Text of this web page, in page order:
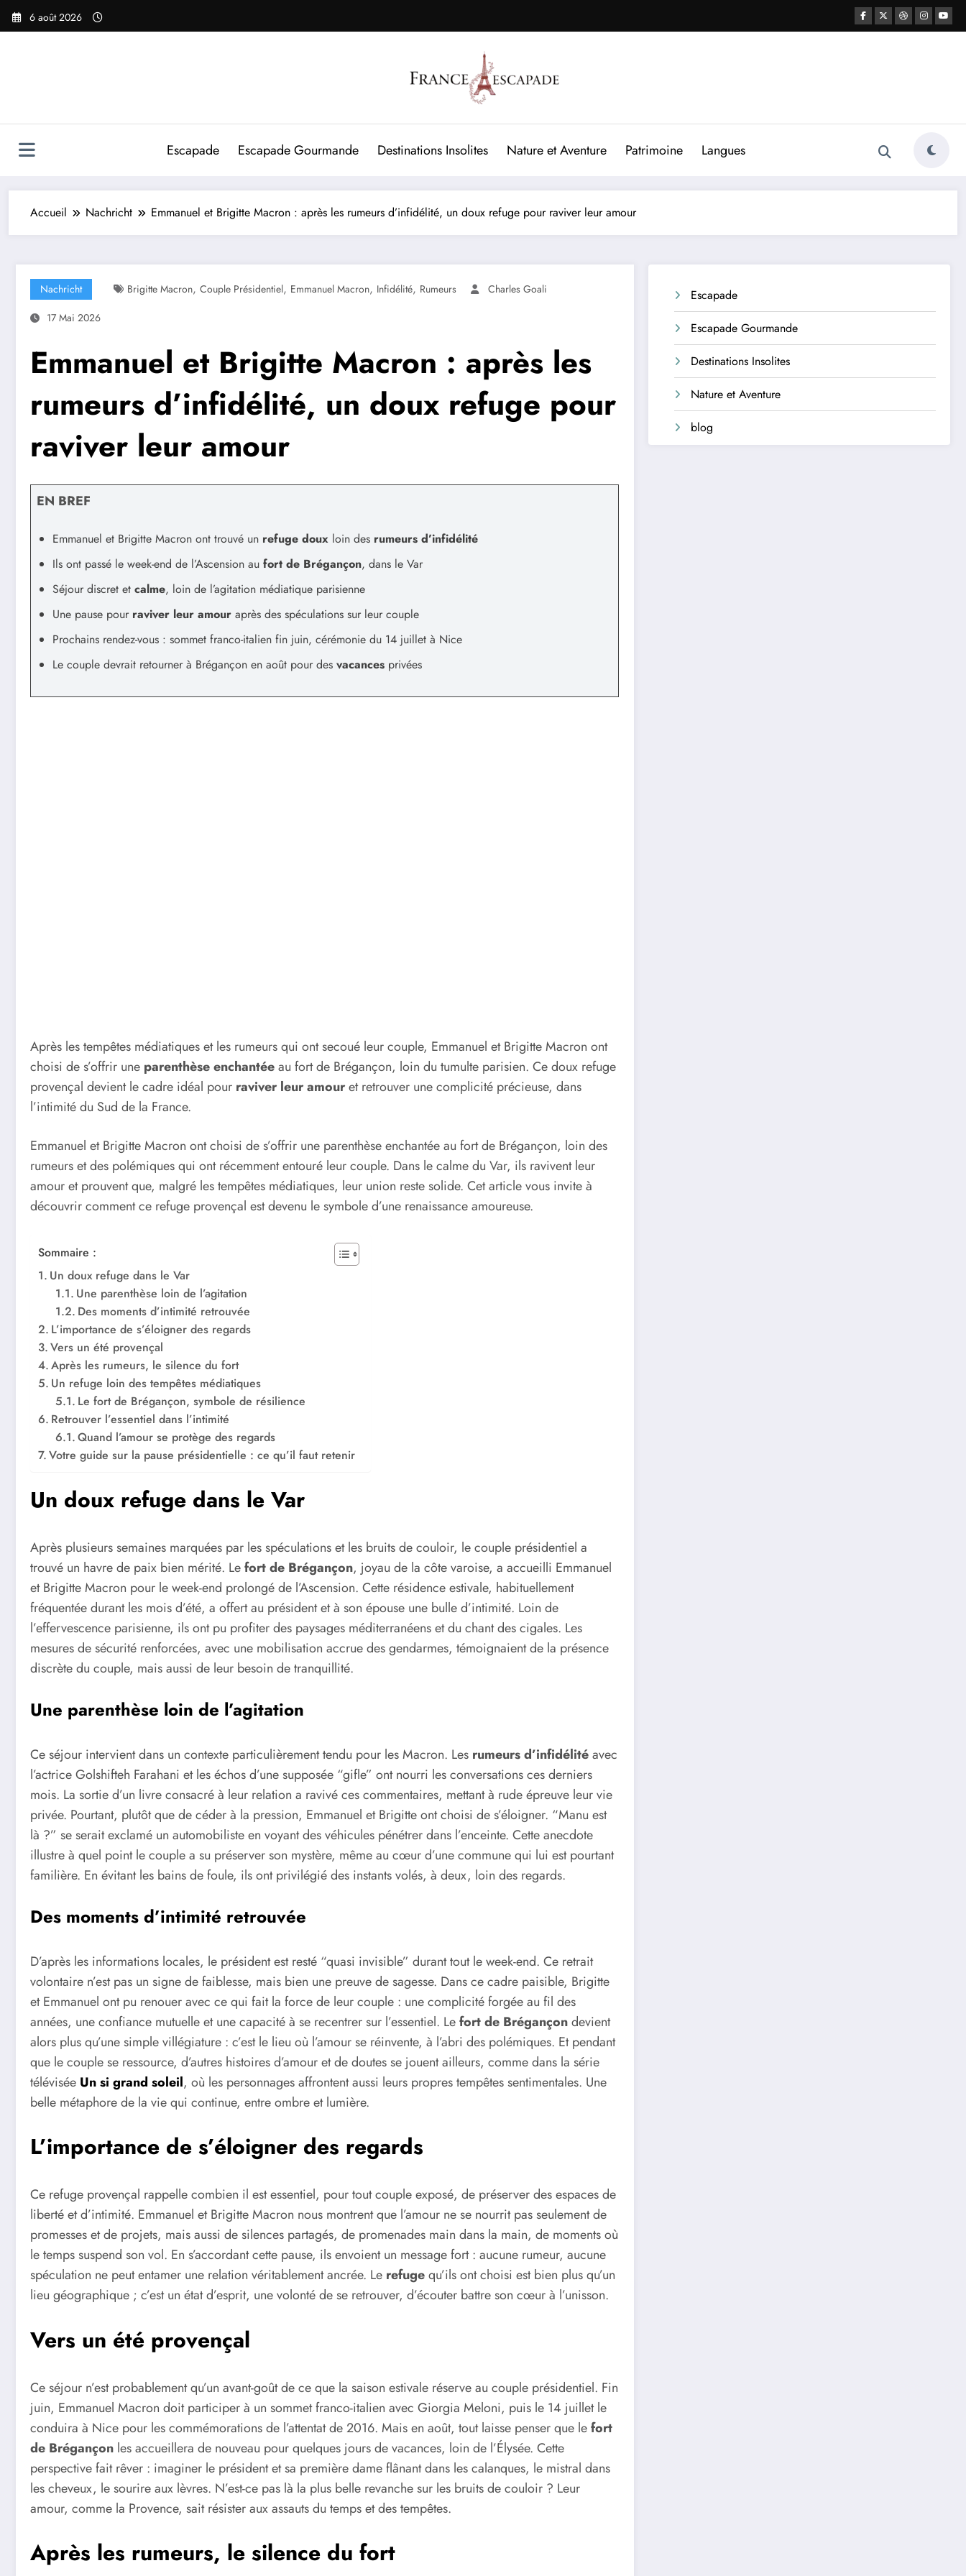
Aller
6 août 2026
Escapade Escapade Gourmande Destinations Insolites Nature et Aventure Patrimoine Langues
Accueil Nachricht Emmanuel et Brigitte Macron : après les rumeurs d’infidélité, un doux refuge pour raviver leur amour
Nachricht Brigitte Macron, Couple Présidentiel, Emmanuel Macron, Infidélité, Rumeurs
Charles Goali
17 Mai 2026
Emmanuel et Brigitte Macron : après les
rumeurs d’infidélité, un doux refuge pour
raviver leur amour
EN BREF
Emmanuel et Brigitte Macron ont trouvé un refuge doux loin des rumeurs d’infidélité
Ils ont passé le week-end de l’Ascension au fort de Brégançon, dans le Var
Séjour discret et calme, loin de l’agitation médiatique parisienne
Une pause pour raviver leur amour après des spéculations sur leur couple
Prochains rendez-vous : sommet franco-italien fin juin, cérémonie du 14 juillet à Nice
Le couple devrait retourner à Brégançon en août pour des vacances privées
Après les tempêtes médiatiques et les rumeurs qui ont secoué leur couple, Emmanuel et Brigitte Macron ont
choisi de s’offrir une parenthèse enchantéeau fort de Brégançon, loin du tumulte parisien. Ce doux refuge
provençal devient le cadre idéal pour raviver leur amouret retrouver une complicité précieuse, dans
l’intimité du Sud de la France.
Emmanuel et Brigitte Macron ont choisi de s’offrir une parenthèse enchantée au fort de Brégançon, loin des
rumeurs et des polémiques qui ont récemment entouré leur couple. Dans le calme du Var, ils ravivent leur
amour et prouvent que, malgré les tempêtes médiatiques, leur union reste solide. Cet article vous invite à
découvrir comment ce refuge provençal est devenu le symbole d’une renaissance amoureuse.
Sommaire :
Un doux refuge dans le Var
Une parenthèse loin de l’agitation
Des moments d’intimité retrouvée
L’importance de s’éloigner des regards
Vers un été provençal
Après les rumeurs, le silence du fort
Un refuge loin des tempêtes médiatiques
Le fort de Brégançon, symbole de résilience
Retrouver l’essentiel dans l’intimité
Quand l’amour se protège des regards
Votre guide sur la pause présidentielle : ce qu’il faut retenir
Un doux refuge dans le Var
Après plusieurs semaines marquées par les spéculations et les bruits de couloir, le couple présidentiel a
trouvé un havre de paix bien mérité. Lefort de Brégançon, joyau de la côte varoise, a accueilli Emmanuel
et Brigitte Macron pour le week-end prolongé de l’Ascension. Cette résidence estivale, habituellement
fréquentée durant les mois d’été, a offert au président et à son épouse une bulle d’intimité. Loin de
l’effervescence parisienne, ils ont pu profiter des paysages méditerranéens et du chant des cigales. Les
mesures de sécurité renforcées, avec une mobilisation accrue des gendarmes, témoignaient de la présence
discrète du couple, mais aussi de leur besoin de tranquillité.
Une parenthèse loin de l’agitation
Ce séjour intervient dans un contexte particulièrement tendu pour les Macron. Les rumeurs d’infidélitéavec
l’actrice Golshifteh Farahani et les échos d’une supposée “gifle” ont nourri les conversations ces derniers
mois. La sortie d’un livre consacré à leur relation a ravivé ces commentaires, mettant à rude épreuve leur vie
privée. Pourtant, plutôt que de céder à la pression, Emmanuel et Brigitte ont choisi de s’éloigner. “Manu est
là ?” se serait exclamé un automobiliste en voyant des véhicules pénétrer dans l’enceinte. Cette anecdote
illustre à quel point le couple a su préserver son mystère, même au cœur d’une commune qui lui est pourtant
familière. En évitant les bains de foule, ils ont privilégié des instants volés, à deux, loin des regards.
Des moments d’intimité retrouvée
D’après les informations locales, le président est resté “quasi invisible” durant tout le week-end. Ce retrait
volontaire n’est pas un signe de faiblesse, mais bien une preuve de sagesse. Dans ce cadre paisible, Brigitte
et Emmanuel ont pu renouer avec ce qui fait la force de leur couple : une complicité forgée au fil des
années, une confiance mutuelle et une capacité à se recentrer sur l’essentiel. Lefort de Brégançondevient
alors plus qu’une simple villégiature : c’est le lieu où l’amour se réinvente, à l’abri des polémiques. Et pendant
que le couple se ressource, d’autres histoires d’amour et de doutes se jouent ailleurs, comme dans la série
télévisée Un si grand soleil, où les personnages affrontent aussi leurs propres tempêtes sentimentales. Une
belle métaphore de la vie qui continue, entre ombre et lumière.
L’importance de s’éloigner des regards
Ce refuge provençal rappelle combien il est essentiel, pour tout couple exposé, de préserver des espaces de
liberté et d’intimité. Emmanuel et Brigitte Macron nous montrent que l’amour ne se nourrit pas seulement de
promesses et de projets, mais aussi de silences partagés, de promenades main dans la main, de moments où
le temps suspend son vol. En s’accordant cette pause, ils envoient un message fort : aucune rumeur, aucune
spéculation ne peut entamer une relation véritablement ancrée. Le refugequ’ils ont choisi est bien plus qu’un
lieu géographique ; c’est un état d’esprit, une volonté de se retrouver, d’écouter battre son cœur à l’unisson.
Vers un été provençal
Ce séjour n’est probablement qu’un avant-goût de ce que la saison estivale réserve au couple présidentiel. Fin
juin, Emmanuel Macron doit participer à un sommet franco-italien avec Giorgia Meloni, puis le 14 juillet le
conduira à Nice pour les commémorations de l’attentat de 2016. Mais en août, tout laisse penser que lefort
de Brégançon les accueillera de nouveau pour quelques jours de vacances, loin de l’Élysée. Cette
perspective fait rêver : imaginer le président et sa première dame flânant dans les calanques, le mistral dans
les cheveux, le sourire aux lèvres. N’est-ce pas là la plus belle revanche sur les bruits de couloir ? Leur
amour, comme la Provence, sait résister aux assauts du temps et des tempêtes.
Après les rumeurs, le silence du fort
Escapade
Escapade Gourmande
Destinations Insolites
Nature et Aventure
blog